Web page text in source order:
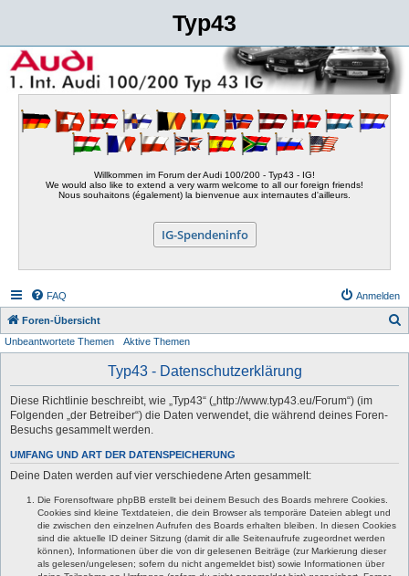
Typ43
Willkommen im Forum der Audi 100/200 - Typ43 - IG!
We would also like to extend a very warm welcome to all our foreign friends!
Nous souhaitons (également) la bienvenue aux internautes d'ailleurs.
IG-Spendeninfo
FAQ Anmelden
Foren-Übersicht
Unbeantwortete Themen Aktive Themen
Typ43 - Datenschutzerklärung
Diese Richtlinie beschreibt, wie „Typ43“ („http://www.typ43.eu/Forum“) (im
Folgenden „der Betreiber“) die Daten verwendet, die während deines Foren-
Besuchs gesammelt werden.
UMFANG UND ART DER DATENSPEICHERUNG
Deine Daten werden auf vier verschiedene Arten gesammelt:
Die Forensoftware phpBB erstellt bei deinem Besuch des Boards mehrere Cookies.
Cookies sind kleine Textdateien, die dein Browser als temporäre Dateien ablegt und
die zwischen den einzelnen Aufrufen des Boards erhalten bleiben. In diesen Cookies
sind die aktuelle ID deiner Sitzung (damit dir alle Seitenaufrufe zugeordnet werden
können), Informationen über die von dir gelesenen Beiträge (zur Markierung dieser
als gelesen/ungelesen; sofern du nicht angemeldet bist) sowie Informationen über